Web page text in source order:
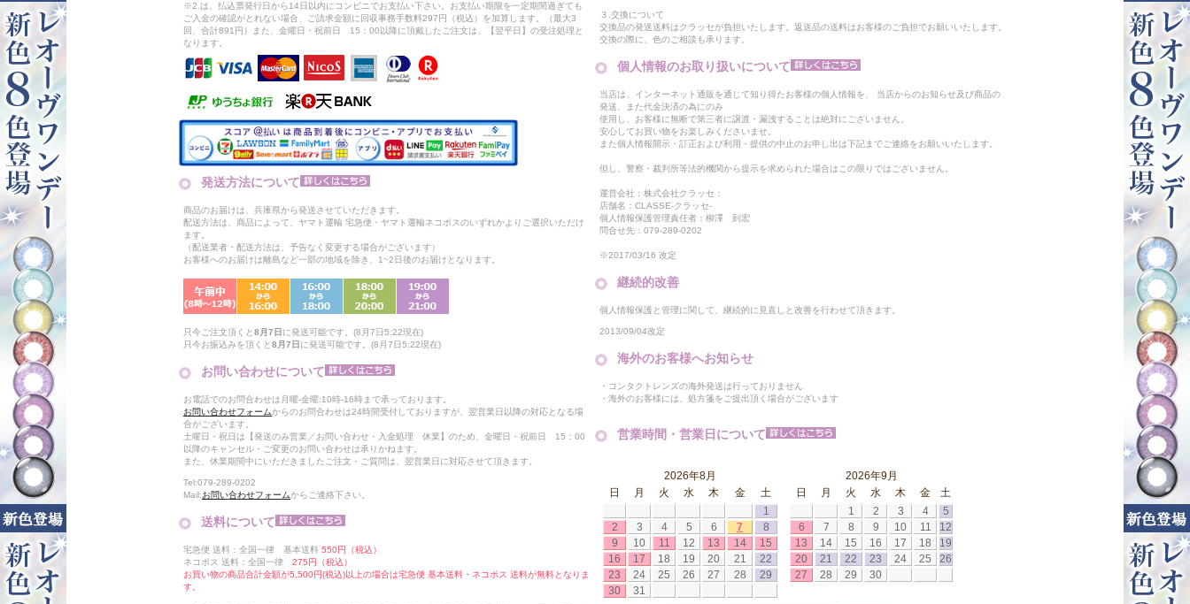
※2.は、払込票発行日から14日以内にコンビニでお支払い下さい。お支払い期限を一定期間過ぎても
ご入金の確認がとれない場合、ご請求金額に回収事務手数料297円（税込）を加算します。（最大3
回、合計891円）また、金曜日・祝前日 15：00以降に頂戴したご注文は、【翌平日】の受注処理と
なります。
発送方法について
商品のお届けは、兵庫県から発送させていただきます。
配送方法は、商品によって、ヤマト運輸 宅急便・ヤマト運輸ネコポスのいずれかよりご選択いただけ
ます。
（配送業者・配送方法は、予告なく変更する場合がございます）
お客様へのお届けは離島など一部の地域を除き、1~2日後のお届けとなります。
只今ご注文頂くと8月7日 に発送可能です。(8月7日5:22現在)
只今お振込みを頂くと8月7日 に発送可能です。(8月7日5:22現在)
お問い合わせについて
お電話でのお問合わせは月曜-金曜:10時-16時まで承っております。
お問い合わせフォームからのお問合わせは24時間受付しておりますが、翌営業日以降の対応となる場
合がございます。
土曜日・祝日は【発送のみ営業／お問い合わせ・入金処理 休業】のため、金曜日・祝前日 15：00
以降のキャンセル・ご変更のお問い合わせは承りかねます。
また、休業期間中にいただきましたご注文・ご質問は、翌営業日に対応させて頂きます。
Tel:079-289-0202
Mail:お問い合わせフォームからご連絡下さい。
送料について
宅急便 送料：全国一律 基本送料 550円（税込）
ネコポス 送料：全国一律 275円（税込）
お買い物の商品合計金額が5,500円(税込)以上の場合は宅急便 基本送料・ネコポス 送料が無料となりま
す。
３.交換について
交換品の発送送料はクラッセが負担いたします。返送品の送料はお客様のご負担でお願いいたします。
交換の際に、色のご相談も承ります。
個人情報のお取り扱いについて
当店は、インターネット通販を通じて知り得たお客様の個人情報を、 当店からのお知らせ及び商品の
発送、また代金決済の為にのみ
使用し、お客様に無断で第三者に譲渡・漏洩することは絶対にございません。
安心してお買い物をお楽しみくださいませ。
また個人情報開示・訂正および利用・提供の中止のお申し出は下記までご連絡をお願いいたします。
但し、警察・裁判所等法的機関から提示を求められた場合はこの限りではございません。
運営会社：株式会社クラッセ：
店舗名：CLASSE-クラッセ-
個人情報保護管理責任者：柳澤 到宏
問合せ先：079-289-0202
※2017/03/16 改定
継続的改善
個人情報保護と管理に関して、継続的に見直しと改善を行わせて頂きます。
2013/09/04改定
海外のお客様へお知らせ
・コンタクトレンズの海外発送は行っておりません
・海外のお客様には、処方箋をご提出頂く場合がございます
営業時間・営業日について
2026年8月
日
月 火 水 木 金
土
1
2
3 4 5 6 7
8
9
10 11 12 13 14
15
16
17 18 19 20 21
22
23
24 25 26 27 28
29
30
31
2026年9月
日
月 火 水 木 金
土
1
2 3 4
5
6
7 8 9 10 11
12
13
14 15 16 17 18
19
20
21 22 23 24 25
26
27
28 29 30